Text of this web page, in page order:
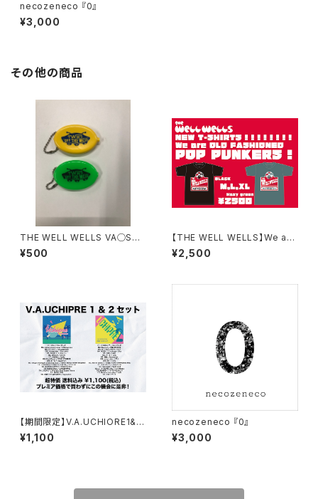
necozeneco 『0』
¥3,000
その他の商品
THE WELL WELLS VA◯S風
コインケース
¥500
【THE WELL WELLS】We are
old fashoned POP PUNKE
RS T
¥2,500
【期間限定】V.A.UCHIORE1&2
【送料込み特価】
¥1,100
necozeneco 『0』
¥3,000